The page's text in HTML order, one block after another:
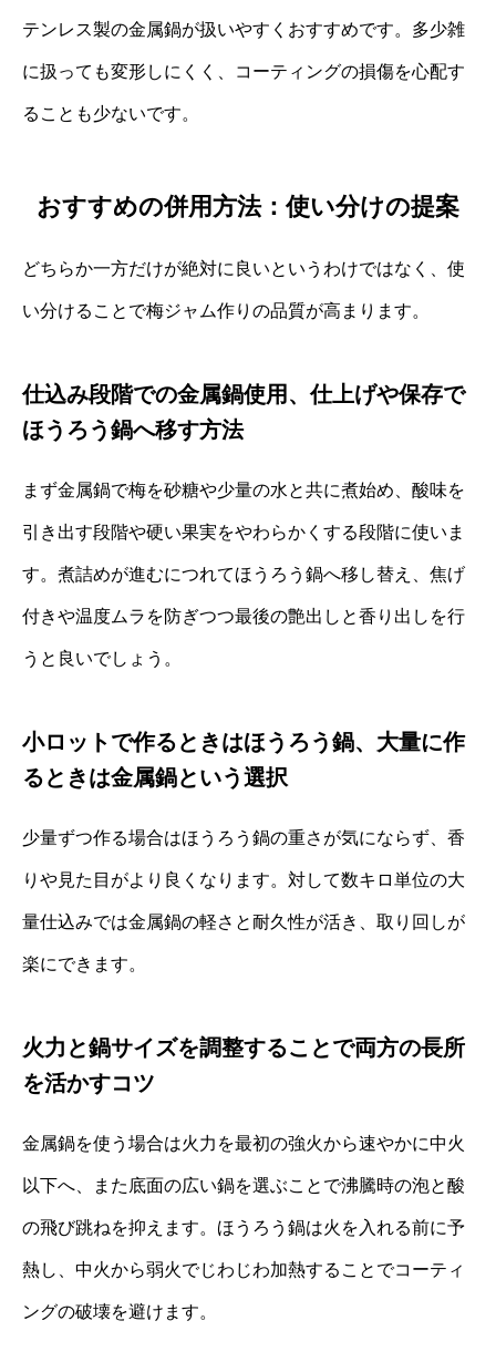
テンレス製の金属鍋が扱いやすくおすすめです。多少雑
に扱っても変形しにくく、コーティングの損傷を心配す
ることも少ないです。
おすすめの併用方法：使い分けの提案
どちらか一方だけが絶対に良いというわけではなく、使
い分けることで梅ジャム作りの品質が高まります。
仕込み段階での金属鍋使用、仕上げや保存で
ほうろう鍋へ移す方法
まず金属鍋で梅を砂糖や少量の水と共に煮始め、酸味を
引き出す段階や硬い果実をやわらかくする段階に使いま
す。煮詰めが進むにつれてほうろう鍋へ移し替え、焦げ
付きや温度ムラを防ぎつつ最後の艶出しと香り出しを行
うと良いでしょう。
小ロットで作るときはほうろう鍋、大量に作
るときは金属鍋という選択
少量ずつ作る場合はほうろう鍋の重さが気にならず、香
りや見た目がより良くなります。対して数キロ単位の大
量仕込みでは金属鍋の軽さと耐久性が活き、取り回しが
楽にできます。
火力と鍋サイズを調整することで両方の長所
を活かすコツ
金属鍋を使う場合は火力を最初の強火から速やかに中火
以下へ、また底面の広い鍋を選ぶことで沸騰時の泡と酸
の飛び跳ねを抑えます。ほうろう鍋は火を入れる前に予
熱し、中火から弱火でじわじわ加熱することでコーティ
ングの破壊を避けます。